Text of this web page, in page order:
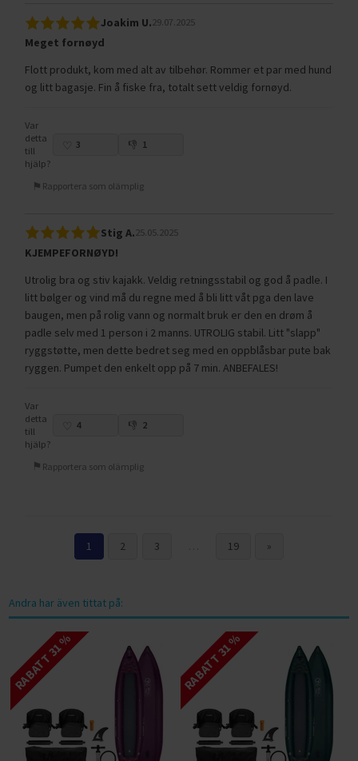
Joakim U.29.07.2025
Meget fornøyd
Flott produkt, kom med alt av tilbehør. Rommer et par med hund
og litt bagasje. Fin å fiske fra, totalt sett veldig fornøyd.
Var
detta
till
hjälp?
3 1
Rapportera som olämplig
Stig A. 25.05.2025
KJEMPEFORNØYD!
Utrolig bra og stiv kajakk. Veldig retningsstabil og god å padle. I
litt bølger og vind må du regne med å bli litt våt pga den lave
baugen, men på rolig vann og normalt bruk er den en drøm å
padle selv med 1 person i 2 manns. UTROLIG stabil. Litt "slapp"
ryggstøtte, men dette bedret seg med en oppblåsbar pute bak
ryggen. Pumpet den enkelt opp på 7 min. ANBEFALES!
Var
detta
till
hjälp?
4 2
Rapportera som olämplig
1 2 3 19 »
Andra har även tittat på:
RABATT 31 % RABATT 31 %